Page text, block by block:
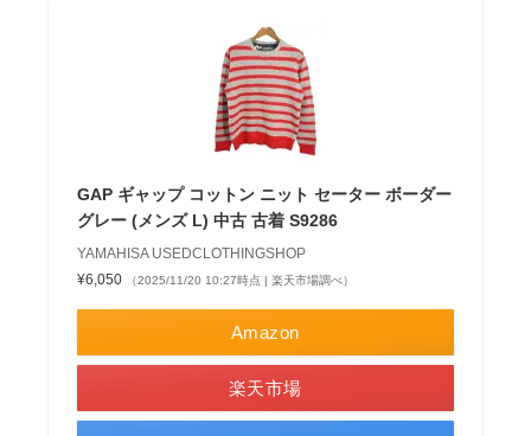
GAP ギャップ コットン ニット セーター ボーダー
グレー (メンズ L) 中古 古着 S9286
YAMAHISA USEDCLOTHINGSHOP
¥6,050
（2025/11/20 10:27時点 | 楽天市場調べ）
Amazon
楽天市場